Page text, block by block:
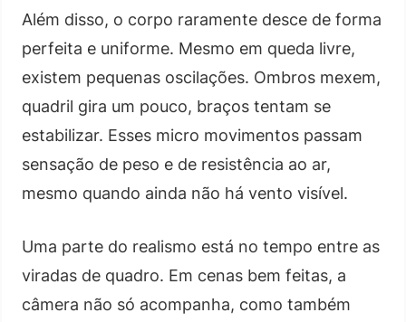
Além disso, o corpo raramente desce de forma
perfeita e uniforme. Mesmo em queda livre,
existem pequenas oscilações. Ombros mexem,
quadril gira um pouco, braços tentam se
estabilizar. Esses micro movimentos passam
sensação de peso e de resistência ao ar,
mesmo quando ainda não há vento visível.
Uma parte do realismo está no tempo entre as
viradas de quadro. Em cenas bem feitas, a
câmera não só acompanha, como também